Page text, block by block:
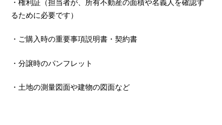
・権利証（担当者が、所有不動産の面積や名義人を確認す
るために必要です）
・ご購入時の重要事項説明書・契約書
・分譲時のパンフレット
・土地の測量図面や建物の図面など